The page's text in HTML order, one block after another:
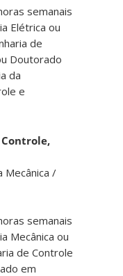
semanais
Elétrica ou
de
Doutorado
da
e
Mecânica /
semanais
Mecânica ou
de Controle
em